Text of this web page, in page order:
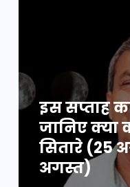
इस सप्ताह
जानिए
सितारे (25
अगस्त)